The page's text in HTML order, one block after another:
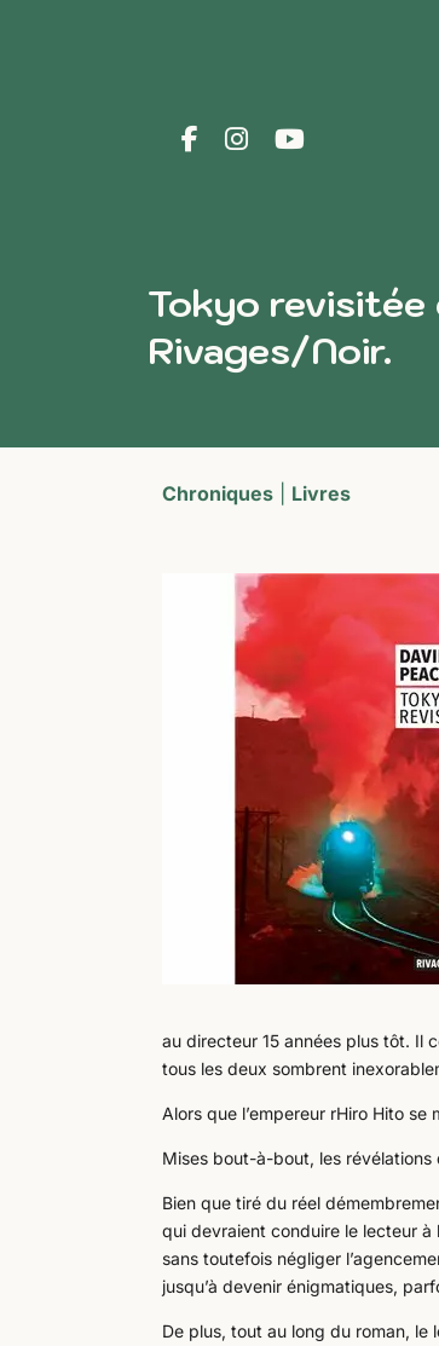
Tokyo revisitée
Rivages/Noir.
Chroniques Livres
au directeur 15 années plus tôt. Il
tous les deux sombrent
Alors que l’empereur rHiro Hito
Mises bout-à-bout, les
Bien que tiré du réel
qui devraient conduire le lecteur à
sans toutefois négliger
jusqu’à devenir énigmatiques,
De plus, tout au long du roman, le